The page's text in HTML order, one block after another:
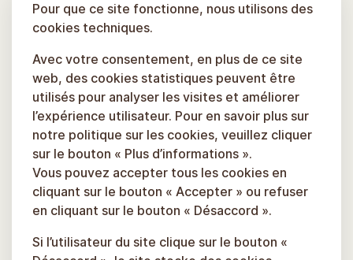
Pour que ce site fonctionne, nous utilisons des
cookies techniques.
Avec votre consentement, en plus de ce site
web, des cookies statistiques peuvent être
utilisés pour analyser les visites et améliorer
l’expérience utilisateur. Pour en savoir plus sur
notre politique sur les cookies, veuillez cliquer
sur le bouton « Plus d’informations ».
Vous pouvez accepter tous les cookies en
cliquant sur le bouton « Accepter » ou refuser
en cliquant sur le bouton « Désaccord ».
Si l’utilisateur du site clique sur le bouton «